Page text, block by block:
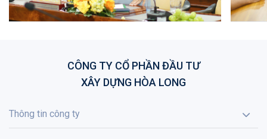
CÔNG TY CỔ PHẦN ĐẦU TƯ
XÂY DỰNG HÒA LONG
Thông tin công ty